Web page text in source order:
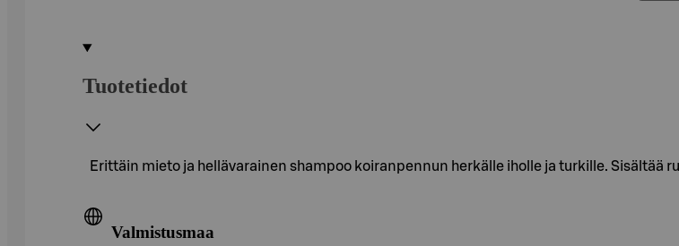
Tuotetiedot
Erittäin mieto ja hellävarainen shampoo koiranpennun herkälle iholle ja turkille. Sisältää
Valmistusmaa